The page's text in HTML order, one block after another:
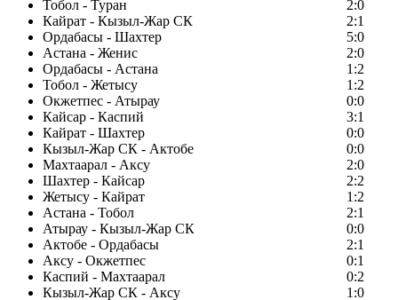
Тобол - Туран
2:0
Кайрат - Кызыл-Жар СК
2:1
Ордабасы - Шахтер
5:0
Астана - Женис
2:0
Ордабасы - Астана
1:2
Тобол - Жетысу
1:2
Окжетпес - Атырау
0:0
Кайсар - Каспий
3:1
Кайрат - Шахтер
0:0
Кызыл-Жар СК - Актобе
0:0
Махтаарал - Аксу
2:0
Шахтер - Кайсар
2:2
Жетысу - Кайрат
1:2
Астана - Тобол
2:1
Атырау - Кызыл-Жар СК
0:0
Актобе - Ордабасы
2:1
Аксу - Окжетпес
0:1
Каспий - Махтаарал
0:2
Кызыл-Жар СК - Аксу
1:0